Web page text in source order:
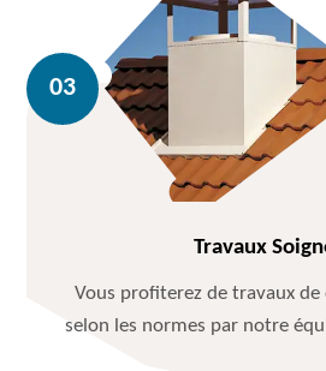
Travaux
Vous profiterez de travaux de
selon les normes par notre